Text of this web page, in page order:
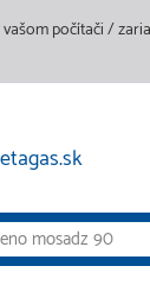
počítači /